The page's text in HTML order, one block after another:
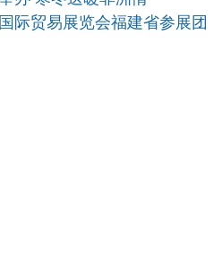
际贸易展览会福建省参展团